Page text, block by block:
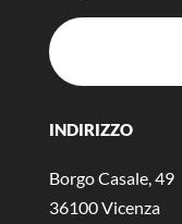
INDIRIZZO
Borgo Casale, 49
36100 Vicenza